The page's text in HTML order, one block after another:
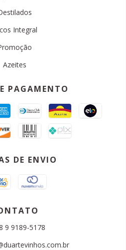
Integral
Azeites
PAGAMENTO
DE ENVIO
9 9189-5178